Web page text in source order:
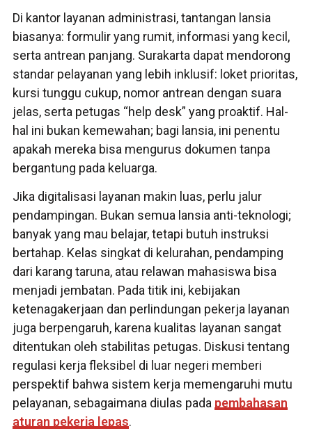
Di kantor layanan administrasi, tantangan lansia
biasanya: formulir yang rumit, informasi yang kecil,
serta antrean panjang. Surakarta dapat mendorong
standar pelayanan yang lebih inklusif: loket prioritas,
kursi tunggu cukup, nomor antrean dengan suara
jelas, serta petugas “help desk” yang proaktif. Hal-
hal ini bukan kemewahan; bagi lansia, ini penentu
apakah mereka bisa mengurus dokumen tanpa
bergantung pada keluarga.
Jika digitalisasi layanan makin luas, perlu jalur
pendampingan. Bukan semua lansia anti-teknologi;
banyak yang mau belajar, tetapi butuh instruksi
bertahap. Kelas singkat di kelurahan, pendamping
dari karang taruna, atau relawan mahasiswa bisa
menjadi jembatan. Pada titik ini, kebijakan
ketenagakerjaan dan perlindungan pekerja layanan
juga berpengaruh, karena kualitas layanan sangat
ditentukan oleh stabilitas petugas. Diskusi tentang
regulasi kerja fleksibel di luar negeri memberi
perspektif bahwa sistem kerja memengaruhi mutu
pelayanan, sebagaimana diulas pada pembahasan
aturan pekerja lepas.